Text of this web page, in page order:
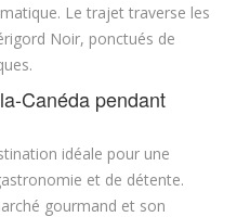
Le trajet traverse les
Noir, ponctués de
Canéda pendant
idéale pour une
et de détente.
gourmand et son